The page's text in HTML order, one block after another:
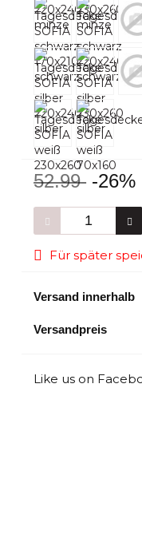
52.99 -26%
Für später
Versand innerhalb
Versandpreis
Like us on